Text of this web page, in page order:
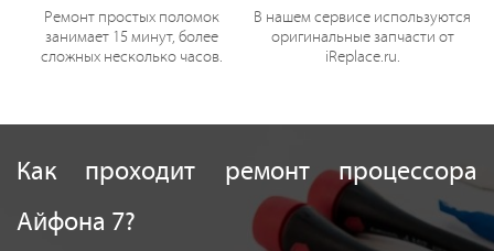
Ремонт простых поломок
занимает 15 минут, более
сложных несколько часов.
В нашем сервисе используются
оригинальные запчасти от
iReplace.ru.
Как проходит ремонт процессора
Айфона 7?